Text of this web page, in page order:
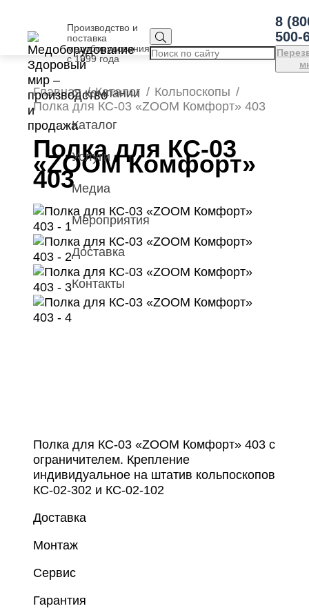
Производство и
поставка
медоборудования
с 1999 года
8
500-
О компании
Каталог
Услуги
Медиа
Мероприятия
Доставка
Контакты
Главная Каталог
Кольпоскопы
Полка для КС-03 «ZOOM Комфорт» 403
Полка для КС-03
«ZOOM Комфорт»
403
Полка для КС-03 «ZOOM Комфорт» 403 с
ограничителем. Крепление
индивидуальное на штатив кольпоскопов
КС-02-302 и КС-02-102
Доставка
Монтаж
Сервис
Гарантия